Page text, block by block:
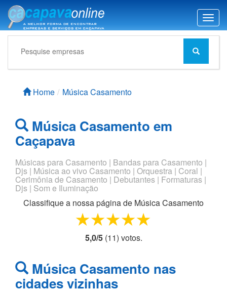
T
o
g
e
Home Música Casamento
Música Casamento em
Caçapava
Músicas para Casamento | Bandas para Casamento |
Djs | Música ao vivo Casamento | Orquestra | Coral |
Cerimônia de Casamento | Debutantes | Formaturas |
Djs | Som e Iluminação
Classifique a nossa página de Música Casamento
4 stars
3 stars
2 stars
1 star
5,0/5(11) votos.
Música Casamento nas
cidades vizinhas